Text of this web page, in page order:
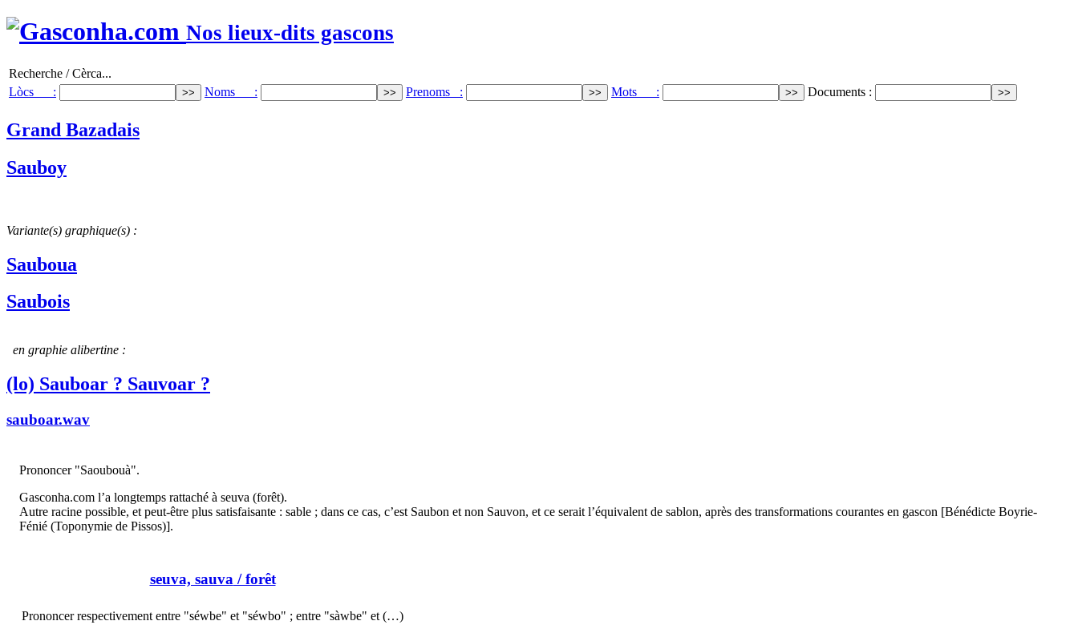
Nos lieux-dits gascons
Recherche / Cèrca...
Lòcs :
Noms : Prenoms : Mots : Documents :
Grand Bazadais
Sauboy
Variante(s) graphique(s) :
Sauboua
Saubois
en graphie alibertine :
(lo) Sauboar ? Sauvoar ?
sauboar.wav
Prononcer "Saoubouà".
Gasconha.com l’a longtemps rattaché à seuva (forêt).
Autre racine possible, et peut-être plus satisfaisante : sable ; dans ce cas, c’est Saubon et non Sauvon, et ce serait l’équivalent de sablon, après des transformations courantes en gascon [Bénédicte Boyrie-
Fénié (Toponymie de Pissos)].
seuva, sauva / forêt
Prononcer respectivement entre "séwbe" et "séwbo" ; entre "sàwbe" et (…)